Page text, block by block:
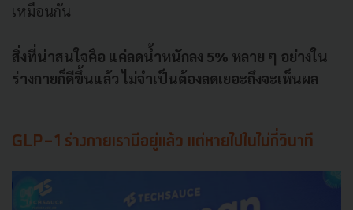
เหมือนกัน
สิ่งที่น่าสนใจคือ แค่ลดน้ำหนักลง 5% หลาย ๆ อย่างใน
ร่างกายก็ดีขึ้นแล้ว ไม่จำเป็นต้องลดเยอะถึงจะเห็นผล
GLP-1 ร่างกายเรามีอยู่แล้ว แต่หายไปในไม่กี่วินาที